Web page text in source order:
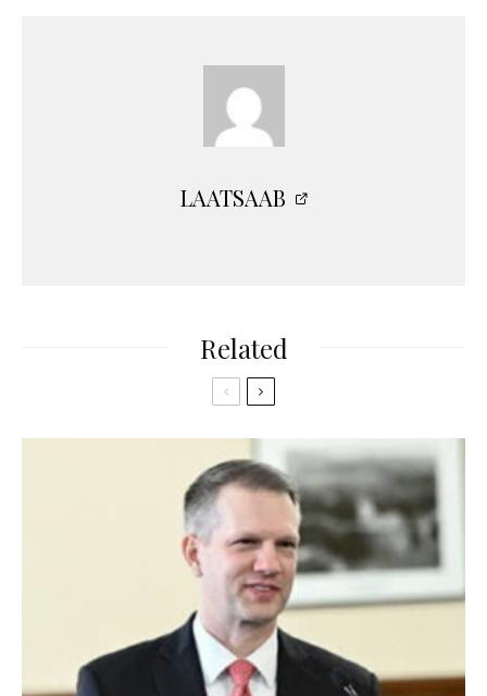
LAATSAAB
Related